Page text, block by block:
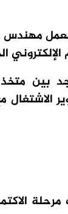
ما يعادل 12 سنة
بين
مرحلة